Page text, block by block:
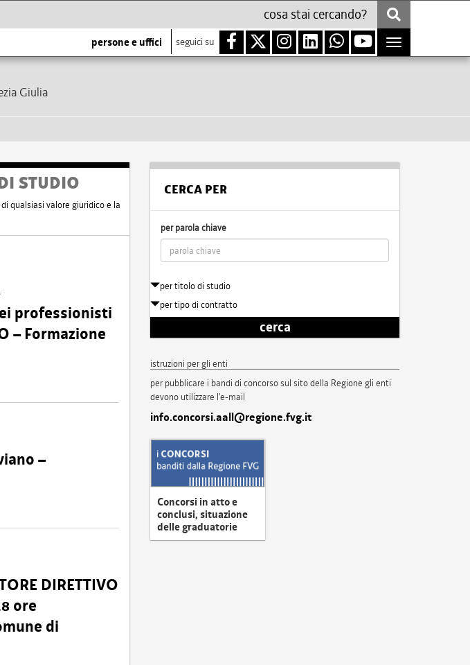
persone e uffici seguici su
Toggle
navigation
Giulia
STUDIO
qualsiasi valore giuridico e la
professionisti
– Formazione
–
DIRETTIVO
ore
di
CERCA PER
per parola chiave
per titolo di studio
per tipo di contratto
cerca
istruzioni per gli enti
per pubblicare i bandi di concorso sul sito della Regione gli enti
devono utilizzare l'e-mail
info.concorsi.aall@regione.fvg.it
Concorsi in atto e
conclusi, situazione
delle graduatorie